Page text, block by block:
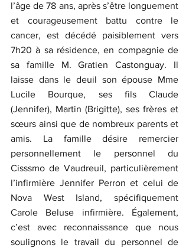
l’âge de 78 ans, après s’être longuement
et courageusement battu contre le
cancer, est décédé paisiblement vers
7h20 à sa résidence, en compagnie de
sa famille M. Gratien Castonguay. Il
laisse dans le deuil son épouse Mme
Lucile Bourque, ses fils Claude
(Jennifer), Martin (Brigitte), ses frères et
sœurs ainsi que de nombreux parents et
amis. La famille désire remercier
personnellement le personnel du
Cisssmo de Vaudreuil, particulièrement
l’infirmière Jennifer Perron et celui de
Nova West Island, spécifiquement
Carole Beluse infirmière. Également,
c’est avec reconnaissance que nous
soulignons le travail du personnel de